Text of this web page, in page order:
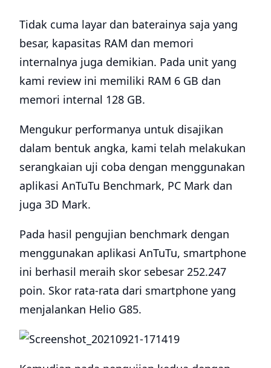
Tidak cuma layar dan baterainya saja yang
besar, kapasitas RAM dan memori
internalnya juga demikian. Pada unit yang
kami review ini memiliki RAM 6 GB dan
memori internal 128 GB.
Mengukur performanya untuk disajikan
dalam bentuk angka, kami telah melakukan
serangkaian uji coba dengan menggunakan
aplikasi AnTuTu Benchmark, PC Mark dan
juga 3D Mark.
Pada hasil pengujian benchmark dengan
menggunakan aplikasi AnTuTu, smartphone
ini berhasil meraih skor sebesar 252.247
poin. Skor rata-rata dari smartphone yang
menjalankan Helio G85.